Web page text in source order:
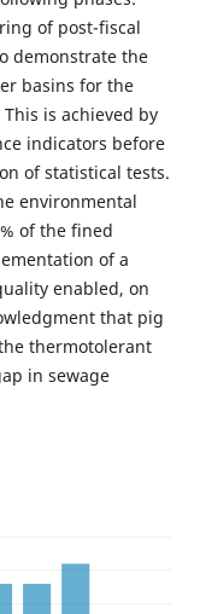
of post-fiscal
demonstrate the
basins for the
is achieved by
indicators before
of statistical tests.
environmental
of the fined
of a
enabled, on
that pig
thermotolerant
in sewage